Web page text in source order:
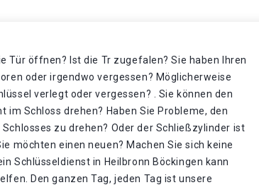
Tür öffnen? Ist die Tr zugefalen? Sie haben Ihren
oder irgendwo vergessen? Möglicherweise
verlegt oder vergessen? . Sie können den
im Schloss drehen? Haben Sie Probleme, den
Schlosses zu drehen? Oder der Schließzylinder ist
möchten einen neuen? Machen Sie sich keine
Schlüsseldienst in Heilbronn Böckingen kann
Den ganzen Tag, jeden Tag ist unsere